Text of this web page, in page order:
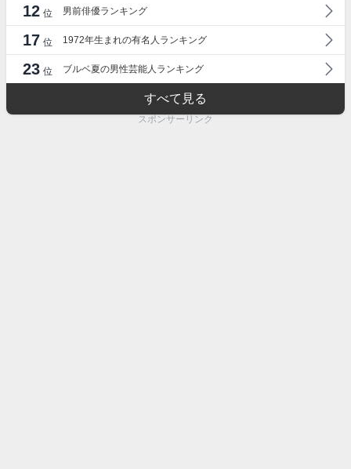
12 位 男前俳優ランキング
17 位 1972年生まれの有名人ランキング
23 位 ブルベ夏の男性芸能人ランキング
すべて見る
スポンサーリンク